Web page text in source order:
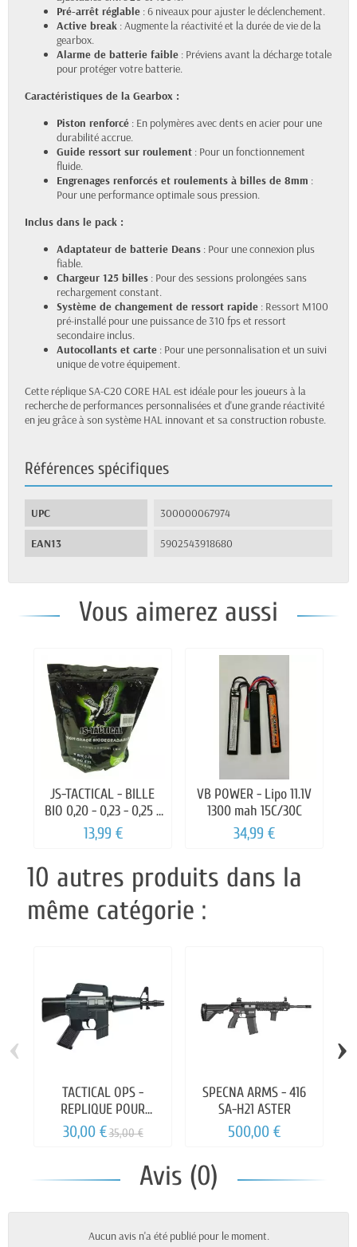
Pré-arrêt réglable : 6 niveaux pour ajuster le déclenchement.
Active break : Augmente la réactivité et la durée de vie de la
gearbox.
Alarme de batterie faible : Préviens avant la décharge totale
pour protéger votre batterie.
Caractéristiques de la Gearbox :
Piston renforcé : En polymères avec dents en acier pour une
durabilité accrue.
Guide ressort sur roulement : Pour un fonctionnement
fluide.
Engrenages renforcés et roulements à billes de 8mm :
Pour une performance optimale sous pression.
Inclus dans le pack :
Adaptateur de batterie Deans : Pour une connexion plus
fiable.
Chargeur 125 billes : Pour des sessions prolongées sans
rechargement constant.
Système de changement de ressort rapide : Ressort M100
pré-installé pour une puissance de 310 fps et ressort
secondaire inclus.
Autocollants et carte : Pour une personnalisation et un suivi
unique de votre équipement.
Cette réplique SA-C20 CORE HAL est idéale pour les joueurs à la
recherche de performances personnalisées et d'une grande réactivité
en jeu grâce à son système HAL innovant et sa construction robuste.
Références spécifiques
UPC 300000067974
EAN13 5902543918680
Vous aimerez aussi
JS-TACTICAL - BILLE
BIO 0,20 - 0,23 - 0,25 -
0,28 - 0,30 1 KILOS
13,99 €
VB POWER - Lipo 11.1V
1300 mah 15C/30C
34,99 €
10 autres produits dans la
même catégorie :
TACTICAL OPS -
REPLIQUE POUR
MINEUR M16 AEG
30,00 €35,00 €
SPECNA ARMS - 416
SA-H21 ASTER
500,00 €
‹ ›
Avis (0)
Aucun avis n'a été publié pour le moment.